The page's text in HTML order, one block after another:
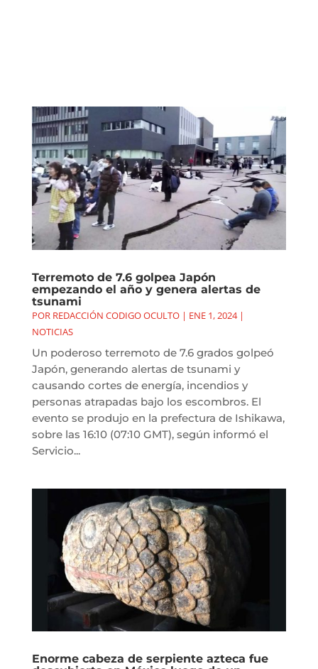
Terremoto de 7.6 golpea Japón
empezando el año y genera alertas de
tsunami
POR REDACCIÓN CODIGO OCULTO| ENE 1, 2024|
NOTICIAS
Un poderoso terremoto de 7.6 grados golpeó
Japón, generando alertas de tsunami y
causando cortes de energía, incendios y
personas atrapadas bajo los escombros. El
evento se produjo en la prefectura de Ishikawa,
sobre las 16:10 (07:10 GMT), según informó el
Servicio...
Enorme cabeza de serpiente azteca fue